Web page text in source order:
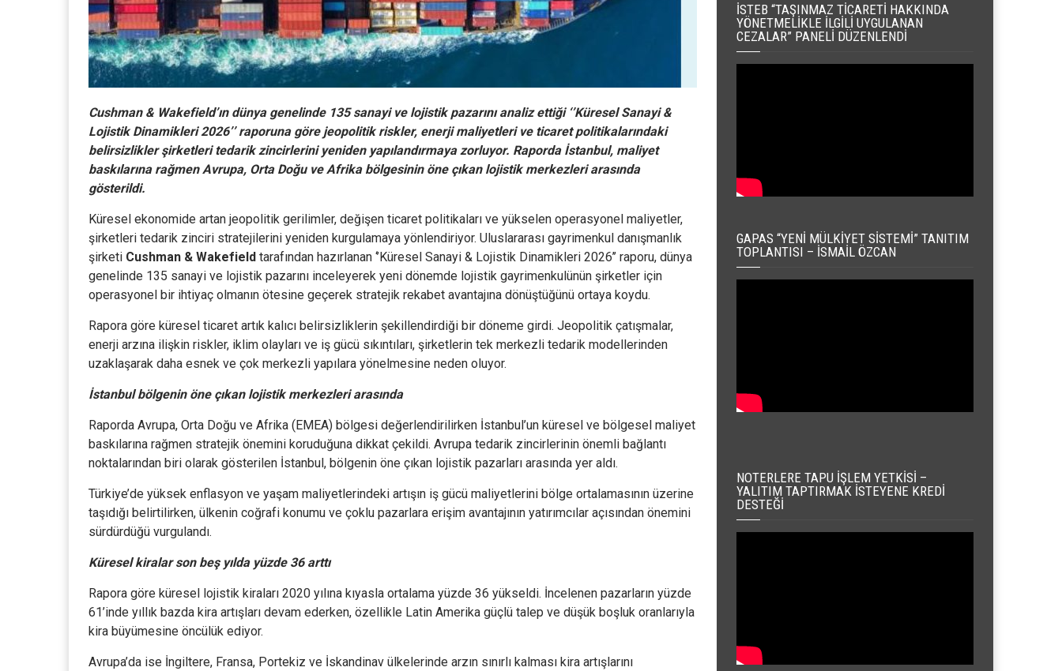
Cushman & Wakefield’ın dünya genelinde 135 sanayi ve lojistik pazarını analiz ettiği ‘’Küresel Sanayi &
Lojistik Dinamikleri 2026’’ raporuna göre jeopolitik riskler, enerji maliyetleri ve ticaret politikalarındaki
belirsizlikler şirketleri tedarik zincirlerini yeniden yapılandırmaya zorluyor. Raporda İstanbul, maliyet
baskılarına rağmen Avrupa, Orta Doğu ve Afrika bölgesinin öne çıkan lojistik merkezleri arasında
gösterildi.
Küresel ekonomide artan jeopolitik gerilimler, değişen ticaret politikaları ve yükselen operasyonel maliyetler,
şirketleri tedarik zinciri stratejilerini yeniden kurgulamaya yönlendiriyor. Uluslararası gayrimenkul danışmanlık
şirketi Cushman & Wakefield tarafından hazırlanan ‘’Küresel Sanayi & Lojistik Dinamikleri 2026’’ raporu, dünya
genelinde 135 sanayi ve lojistik pazarını inceleyerek yeni dönemde lojistik gayrimenkulünün şirketler için
operasyonel bir ihtiyaç olmanın ötesine geçerek stratejik rekabet avantajına dönüştüğünü ortaya koydu.
Rapora göre küresel ticaret artık kalıcı belirsizliklerin şekillendirdiği bir döneme girdi. Jeopolitik çatışmalar,
enerji arzına ilişkin riskler, iklim olayları ve iş gücü sıkıntıları, şirketlerin tek merkezli tedarik modellerinden
uzaklaşarak daha esnek ve çok merkezli yapılara yönelmesine neden oluyor.
İstanbul bölgenin öne çıkan lojistik merkezleri arasında
Raporda Avrupa, Orta Doğu ve Afrika (EMEA) bölgesi değerlendirilirken İstanbul’un küresel ve bölgesel maliyet
baskılarına rağmen stratejik önemini koruduğuna dikkat çekildi. Avrupa tedarik zincirlerinin önemli bağlantı
noktalarından biri olarak gösterilen İstanbul, bölgenin öne çıkan lojistik pazarları arasında yer aldı.
Türkiye’de yüksek enflasyon ve yaşam maliyetlerindeki artışın iş gücü maliyetlerini bölge ortalamasının üzerine
taşıdığı belirtilirken, ülkenin coğrafi konumu ve çoklu pazarlara erişim avantajının yatırımcılar açısından önemini
sürdürdüğü vurgulandı.
Küresel kiralar son beş yılda yüzde 36 arttı
Rapora göre küresel lojistik kiraları 2020 yılına kıyasla ortalama yüzde 36 yükseldi. İncelenen pazarların yüzde
61’inde yıllık bazda kira artışları devam ederken, özellikle Latin Amerika güçlü talep ve düşük boşluk oranlarıyla
kira büyümesine öncülük ediyor.
Avrupa’da ise İngiltere, Fransa, Portekiz ve İskandinav ülkelerinde arzın sınırlı kalması kira artışlarını
İSTEB “TAŞINMAZ TICARETI HAKKINDA
YÖNETMELIKLE İLGILI UYGULANAN
CEZALAR” PANELI DÜZENLENDI
GAPAS “YENI MÜLKIYET SISTEMI” TANITIM
TOPLANTISI – İSMAIL ÖZCAN
NOTERLERE TAPU İŞLEM YETKISI –
YALITIM TAPTIRMAK İSTEYENE KREDI
DESTEĞI